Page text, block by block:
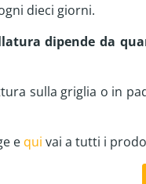
dieci giorni.
dipende da
sulla griglia o in
e qui vai a tutti i